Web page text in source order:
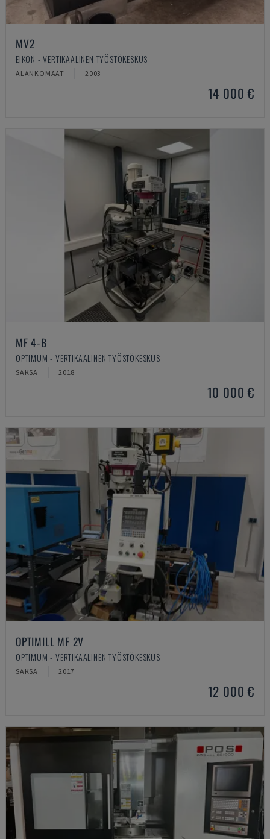
MV2
EIKON - VERTIKAALINEN TYÖSTÖKESKUS
ALANKOMAAT 2003
14 000 €
MF 4-B
OPTIMUM - VERTIKAALINEN TYÖSTÖKESKUS
SAKSA 2018
10 000 €
OPTIMILL MF 2V
OPTIMUM - VERTIKAALINEN TYÖSTÖKESKUS
SAKSA 2017
12 000 €